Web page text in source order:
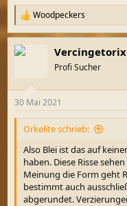
R
e
a
k
e
n
Woodpeckers
Vercingetorix
Profi Sucher
30 Mai 2021
Orkelite schrieb:
Also Blei ist das auf
haben. Diese Risse
Meinung die Form geht
bestimmt auch
abgerundet.